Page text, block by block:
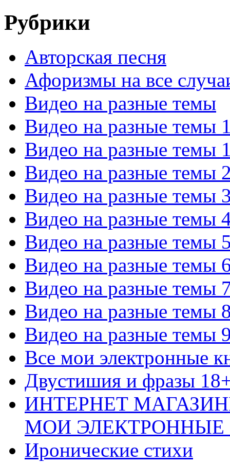
Рубрики
Авторская песня
Афоризмы на все
Видео на разные темы
Видео на разные темы
Видео на разные темы
Видео на разные темы
Видео на разные темы
Видео на разные темы
Видео на разные темы
Видео на разные темы
Видео на разные темы
Видео на разные темы
Видео на разные темы
Все мои электронные
Двустишия и фразы
ИНТЕРНЕТ
МОИ ЭЛЕКТРОННЫЕ
Иронические стихи